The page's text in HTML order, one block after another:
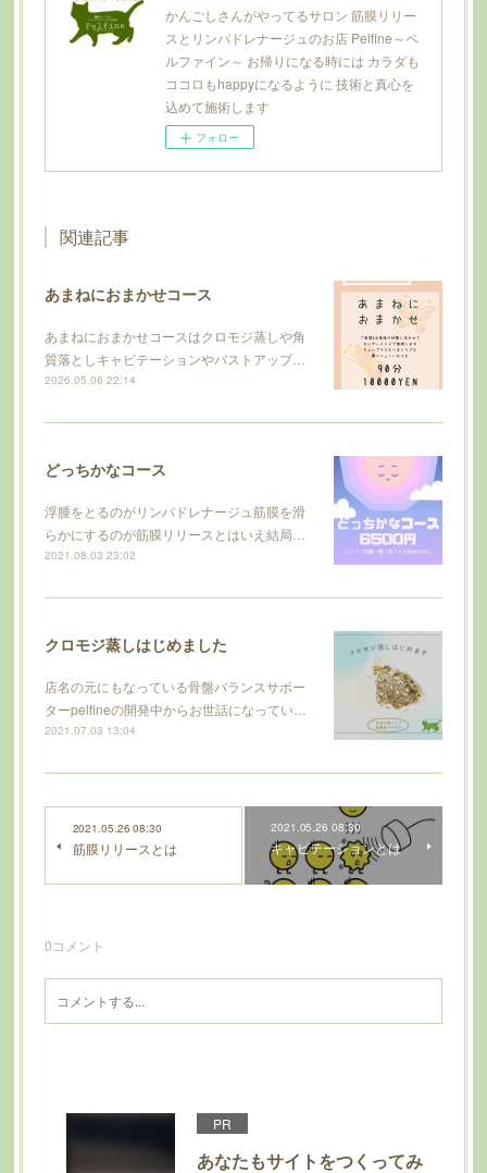
かんごしさんがやってるサロン 筋膜リリー
スとリンパドレナージュのお店 Pelfine～ペ
ルファイン～ お帰りになる時には カラダも
ココロもhappyになるように 技術と真心を
込めて施術します
フォロー
関連記事
あまねにおまかせコース
あまねにおまかせコースはクロモジ蒸しや角
質落としキャビテーションやバストアップ…
2026.05.06 22:14
どっちかなコース
浮腫をとるのがリンパドレナージュ筋膜を滑
らかにするのが筋膜リリースとはいえ結局…
2021.08.03 23:02
クロモジ蒸しはじめました
店名の元にもなっている骨盤バランスサポー
ターpelfineの開発中からお世話になってい…
2021.07.03 13:04
2021.05.26 08:30
筋膜リリースとは
2021.05.26 08:30
キャビテーションとは
0コメント
PR
あなたもサイトをつくってみ